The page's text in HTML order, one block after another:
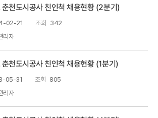
천도시공사 친인척 채용현황 (2분기)
02-21 조회 342
리자
천도시공사 친인척 채용현황 (1분기)
05-31 조회 805
리자